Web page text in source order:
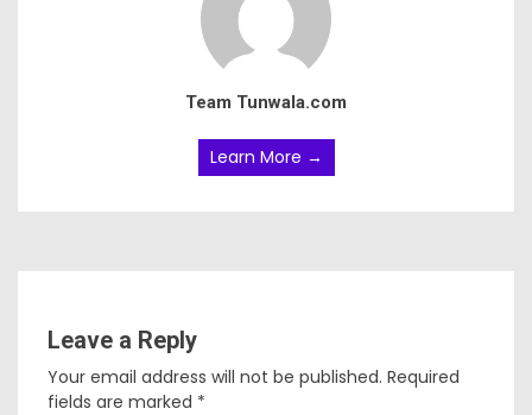
Team Tunwala.com
Learn More →
Leave a Reply
Your email address will not be published. Required
fields are marked *